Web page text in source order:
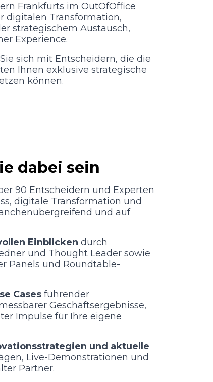
Frankfurts im OutOfOffice
digitalen Transformation,
strategischem Austausch,
Experience.
sich mit Entscheidern, die die
Ihnen exklusive strategische
können.
dabei sein
90 Entscheidern und Experten
digitale Transformation und
und auf
Einblicken durch
und Thought Leader sowie
Panels und Roundtable-
Cases führender
Geschäftsergebnisse,
Impulse für Ihre eigene
und aktuelle
Live-Demonstrationen und
Partner.